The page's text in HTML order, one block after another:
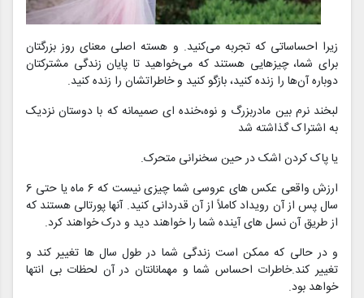
زیرا احساساتی که تجربه می‌کنید. و هسته اصلی معنای روز بزرگتان
برای شما، چیزهایی هستند که می‌خواهید تا پایان زندگی مشترکتان
دوباره آن‌ها را زنده کنید، بازگو کنید و خاطراتشان را زنده کنید.
لبخند نرم بین مادربزرگ و نوه،خنده ای صمیمانه که با دوستان نزدیک
به اشتراک گذاشته شد
یا پاک کردن اشک در حین سخنرانی متحرک.
ارزش واقعی عکس های عروسی شما چیزی نیست که 6 ماه یا حتی 6
سال پس از آن رویداد کاملاً از آن قدردانی کنید. آنها پورتالی هستند که
از طریق آن نسل های آینده شما را خواهند دید و درک خواهند کرد.
و در حالی که ممکن است زندگی شما در طول سال ها تغییر کند و
تغییر کند.خاطرات احساس شما و مهمانانتان در آن لحظات بی انتها
خواهد بود.